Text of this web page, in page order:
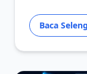
Baca